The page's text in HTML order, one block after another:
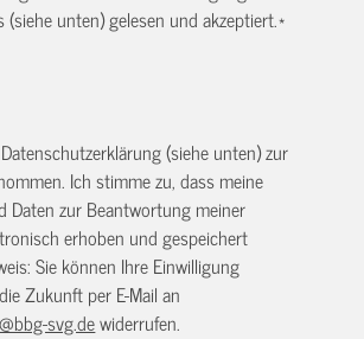
(siehe unten) gelesen und akzeptiert.*
(siehe unten) zur
Ich stimme zu, dass meine
Daten zur Beantwortung meiner
erhoben und gespeichert
Sie können Ihre Einwilligung
Zukunft per E-Mail an
svg.dewiderrufen.